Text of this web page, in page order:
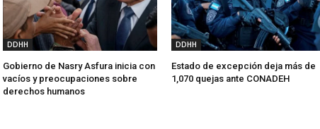
DDHH
Gobierno de Nasry Asfura inicia con
vacíos y preocupaciones sobre
derechos humanos
DDHH
Estado de excepción deja más de
1,070 quejas ante CONADEH